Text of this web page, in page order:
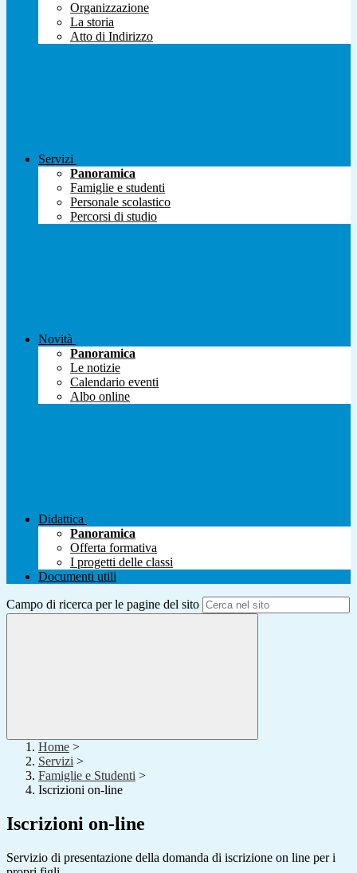
Organizzazione
La storia
Atto di Indirizzo
Servizi
Panoramica
Famiglie e studenti
Personale scolastico
Percorsi di studio
Novità
Panoramica
Le notizie
Calendario eventi
Albo online
Didattica
Panoramica
Offerta formativa
I progetti delle classi
Documenti utili
Campo di ricerca per le pagine del sito
Home >
Servizi >
Famiglie e Studenti >
Iscrizioni on-line
Iscrizioni on-line
Servizio di presentazione della domanda di iscrizione on line per i